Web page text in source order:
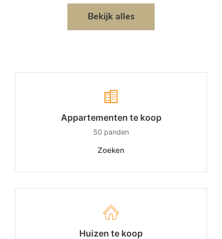
Bekijk alles
Appartementen te koop
50 panden
Zoeken
Huizen te koop